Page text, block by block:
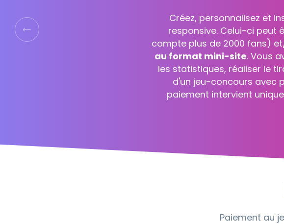
ReflexeMedia prend
concours. Il vous suffit de
équipe démarre
comprend :la réalisation
complet de votre jeu-
application)
À partir de 990€ HT
Précédent
Paiement au